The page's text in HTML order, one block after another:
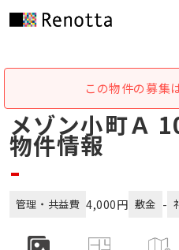
この物件の募集
メゾン小町Ａ
物件情報
-
管理・共益費 4,000円 敷金 -